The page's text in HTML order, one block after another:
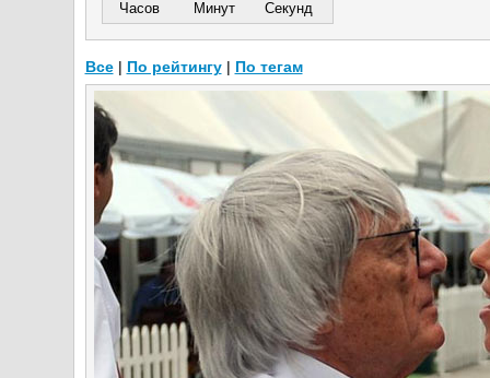
Часов Минут Секунд
Все| По рейтингу| По тегам